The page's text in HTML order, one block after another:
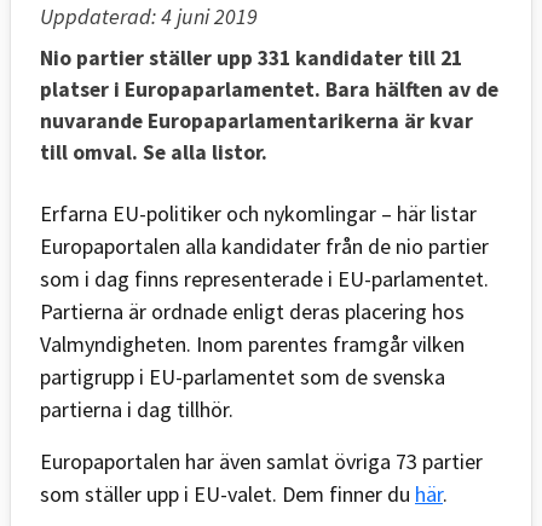
Uppdaterad: 4 juni 2019
Nio partier ställer upp 331 kandidater till 21
platser i Europaparlamentet. Bara hälften av de
nuvarande Europaparlamentarikerna är kvar
till omval. Se alla listor.
Erfarna EU-politiker och nykomlingar – här listar
Europaportalen alla kandidater från de nio partier
som i dag finns representerade i EU-parlamentet.
Partierna är ordnade enligt deras placering hos
Valmyndigheten. Inom parentes framgår vilken
partigrupp i EU-parlamentet som de svenska
partierna i dag tillhör.
Europaportalen har även samlat övriga 73 partier
som ställer upp i EU-valet. Dem finner du här.